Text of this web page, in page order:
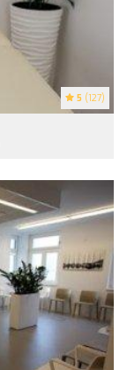
5 (127)